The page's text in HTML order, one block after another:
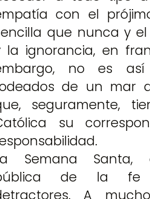
con el
que nunca y
la ignorancia, en
no es así
de un mar
seguramente,
su
Semana Santa,
de la fe
A